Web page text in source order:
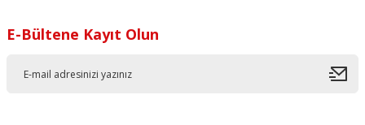
E-Bültene Kayıt Olun